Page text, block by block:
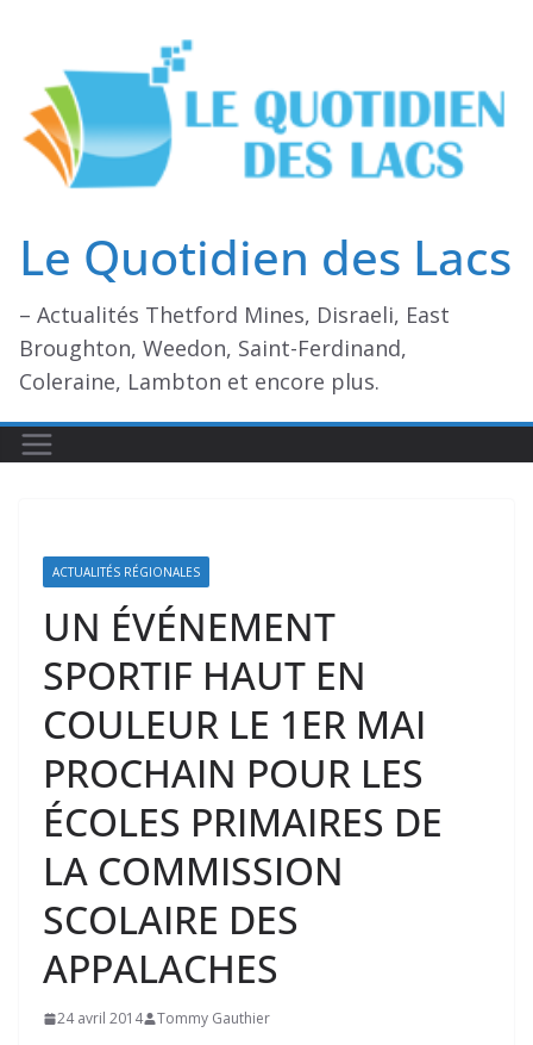
contenu
Le Quotidien des Lacs
– Actualités Thetford Mines, Disraeli, East
Broughton, Weedon, Saint-Ferdinand,
Coleraine, Lambton et encore plus.
ACTUALITÉS RÉGIONALES
UN ÉVÉNEMENT
SPORTIF HAUT EN
COULEUR LE 1ER MAI
PROCHAIN POUR LES
ÉCOLES PRIMAIRES DE
LA COMMISSION
SCOLAIRE DES
APPALACHES
24 avril 2014 Tommy Gauthier